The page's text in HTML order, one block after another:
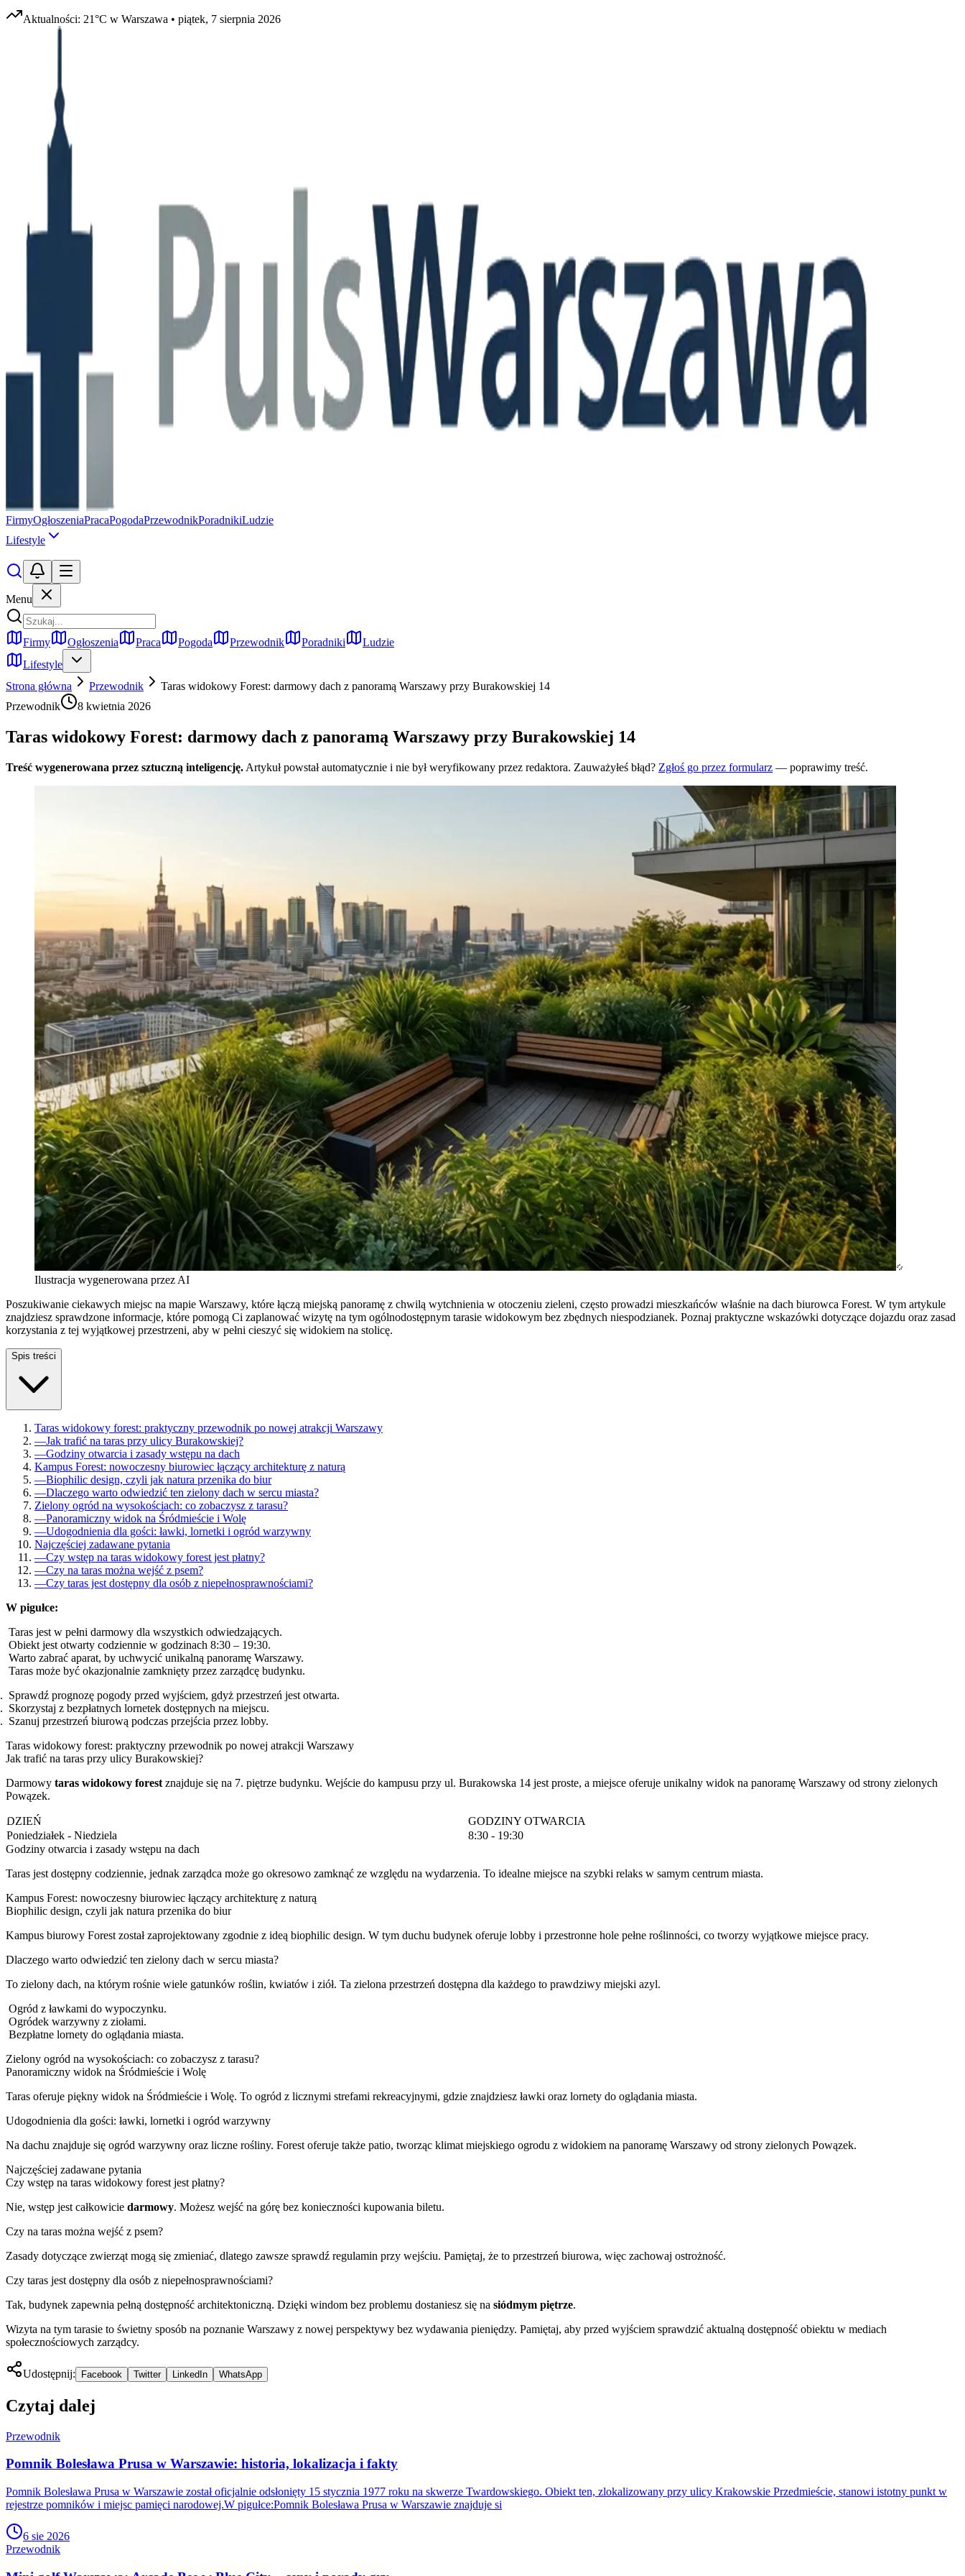
Aktualności: 21°C w Warszawa • piątek, 7 sierpnia 2026
FirmyOgłoszeniaPracaPogodaPrzewodnikPoradnikiLudzie
Lifestyle
Menu
Firmy Ogłoszenia Praca Pogoda Przewodnik Poradniki
Ludzie
Lifestyle
Strona główna
Przewodnik
Taras widokowy Forest: darmowy dach z panoramą Warszawy przy Burakowskiej 14
Przewodnik
8 kwietnia 2026
Taras widokowy Forest: darmowy dach z panoramą Warszawy przy Burakowskiej 14
Treść wygenerowana przez sztuczną inteligencję. Artykuł powstał automatycznie i nie był weryfikowany przez redaktora. Zauważyłeś błąd? Zgłoś go przez formularz — poprawimy treść.
Ilustracja wygenerowana przez AI
Poszukiwanie ciekawych miejsc na mapie Warszawy, które łączą miejską panoramę z chwilą wytchnienia w otoczeniu zieleni, często prowadzi mieszkańców właśnie na dach biurowca Forest. W tym artykule
znajdziesz sprawdzone informacje, które pomogą Ci zaplanować wizytę na tym ogólnodostępnym tarasie widokowym bez zbędnych niespodzianek. Poznaj praktyczne wskazówki dotyczące dojazdu oraz zasad
korzystania z tej wyjątkowej przestrzeni, aby w pełni cieszyć się widokiem na stolicę.
Spis treści
Taras widokowy forest: praktyczny przewodnik po nowej atrakcji Warszawy
—Jak trafić na taras przy ulicy Burakowskiej?
—Godziny otwarcia i zasady wstępu na dach
Kampus Forest: nowoczesny biurowiec łączący architekturę z naturą
—Biophilic design, czyli jak natura przenika do biur
—Dlaczego warto odwiedzić ten zielony dach w sercu miasta?
Zielony ogród na wysokościach: co zobaczysz z tarasu?
—Panoramiczny widok na Śródmieście i Wolę
—Udogodnienia dla gości: ławki, lornetki i ogród warzywny
Najczęściej zadawane pytania
—Czy wstęp na taras widokowy forest jest płatny?
—Czy na taras można wejść z psem?
—Czy taras jest dostępny dla osób z niepełnosprawnościami?
W pigułce:
Taras jest w pełni darmowy dla wszystkich odwiedzających.
Obiekt jest otwarty codziennie w godzinach 8:30 – 19:30.
Warto zabrać aparat, by uchwycić unikalną panoramę Warszawy.
Taras może być okazjonalnie zamknięty przez zarządcę budynku.
Sprawdź prognozę pogody przed wyjściem, gdyż przestrzeń jest otwarta.
Skorzystaj z bezpłatnych lornetek dostępnych na miejscu.
Szanuj przestrzeń biurową podczas przejścia przez lobby.
Taras widokowy forest: praktyczny przewodnik po nowej atrakcji Warszawy
Jak trafić na taras przy ulicy Burakowskiej?
Darmowy taras widokowy forest znajduje się na 7. piętrze budynku. Wejście do kampusu przy ul. Burakowska 14 jest proste, a miejsce oferuje unikalny widok na panoramę Warszawy od strony zielonych
Powązek.
DZIEŃ
GODZINY OTWARCIA
Poniedziałek - Niedziela
8:30 - 19:30
Godziny otwarcia i zasady wstępu na dach
Taras jest dostępny codziennie, jednak zarządca może go okresowo zamknąć ze względu na wydarzenia. To idealne miejsce na szybki relaks w samym centrum miasta.
Kampus Forest: nowoczesny biurowiec łączący architekturę z naturą
Biophilic design, czyli jak natura przenika do biur
Kampus biurowy Forest został zaprojektowany zgodnie z ideą biophilic design. W tym duchu budynek oferuje lobby i przestronne hole pełne roślinności, co tworzy wyjątkowe miejsce pracy.
Dlaczego warto odwiedzić ten zielony dach w sercu miasta?
To zielony dach, na którym rośnie wiele gatunków roślin, kwiatów i ziół. Ta zielona przestrzeń dostępna dla każdego to prawdziwy miejski azyl.
Ogród z ławkami do wypoczynku.
Ogródek warzywny z ziołami.
Bezpłatne lornety do oglądania miasta.
Zielony ogród na wysokościach: co zobaczysz z tarasu?
Panoramiczny widok na Śródmieście i Wolę
Taras oferuje piękny widok na Śródmieście i Wolę. To ogród z licznymi strefami rekreacyjnymi, gdzie znajdziesz ławki oraz lornety do oglądania miasta.
Udogodnienia dla gości: ławki, lornetki i ogród warzywny
Na dachu znajduje się ogród warzywny oraz liczne rośliny. Forest oferuje także patio, tworząc klimat miejskiego ogrodu z widokiem na panoramę Warszawy od strony zielonych Powązek.
Najczęściej zadawane pytania
Czy wstęp na taras widokowy forest jest płatny?
Nie, wstęp jest całkowicie darmowy. Możesz wejść na górę bez konieczności kupowania biletu.
Czy na taras można wejść z psem?
Zasady dotyczące zwierząt mogą się zmieniać, dlatego zawsze sprawdź regulamin przy wejściu. Pamiętaj, że to przestrzeń biurowa, więc zachowaj ostrożność.
Czy taras jest dostępny dla osób z niepełnosprawnościami?
Tak, budynek zapewnia pełną dostępność architektoniczną. Dzięki windom bez problemu dostaniesz się na siódmym piętrze.
Wizyta na tym tarasie to świetny sposób na poznanie Warszawy z nowej perspektywy bez wydawania pieniędzy. Pamiętaj, aby przed wyjściem sprawdzić aktualną dostępność obiektu w mediach
społecznościowych zarządcy.
Udostępnij: Facebook Twitter LinkedIn WhatsApp
Czytaj dalej
Przewodnik
Pomnik Bolesława Prusa w Warszawie: historia, lokalizacja i fakty
Pomnik Bolesława Prusa w Warszawie został oficjalnie odsłonięty 15 stycznia 1977 roku na skwerze Twardowskiego. Obiekt ten, zlokalizowany przy ulicy Krakowskie Przedmieście, stanowi istotny punkt w
rejestrze pomników i miejsc pamięci narodowej.W pigułce:Pomnik Bolesława Prusa w Warszawie znajduje si
6 sie 2026
Przewodnik